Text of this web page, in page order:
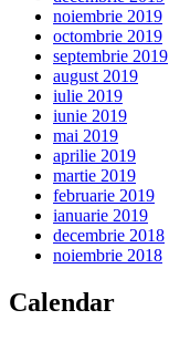
noiembrie 2019
octombrie 2019
septembrie 2019
august 2019
iulie 2019
iunie 2019
mai 2019
aprilie 2019
martie 2019
februarie 2019
ianuarie 2019
decembrie 2018
noiembrie 2018
Calendar